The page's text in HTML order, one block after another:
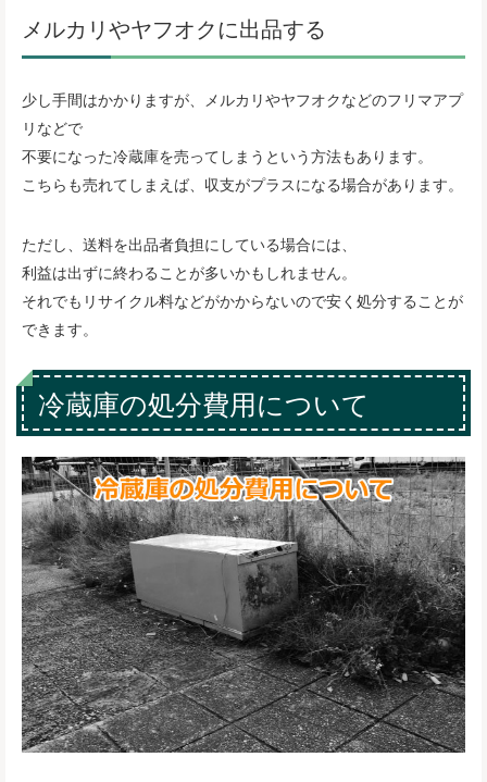
メルカリやヤフオクに出品する
少し手間はかかりますが、メルカリやヤフオクなどのフリマアプ
リなどで
不要になった冷蔵庫を売ってしまうという方法もあります。
こちらも売れてしまえば、収支がプラスになる場合があります。
ただし、送料を出品者負担にしている場合には、
利益は出ずに終わることが多いかもしれません。
それでもリサイクル料などがかからないので安く処分することが
できます。
冷蔵庫の処分費用について